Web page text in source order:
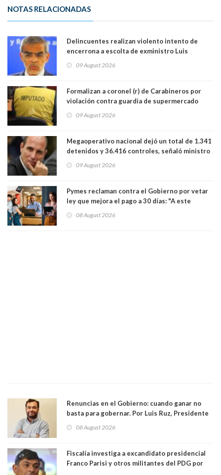
NOTAS RELACIONADAS
Delincuentes realizan violento intento de
encerrona a escolta de exministro Luis
Lo Espejo
09 August 2026
Formalizan a coronel (r) de Carabineros por
violación contra guardia de supermercado
09 August 2026
Megaoperativo nacional dejó un total de 1.341
detenidos y 36.416 controles, señaló ministro
09 August 2026
Pymes reclaman contra el Gobierno por vetar
ley que mejora el pago a 30 días: "A este
medianas empresas"
08 August 2026
Renuncias en el Gobierno: cuando ganar no
basta para gobernar. Por Luis Ruz, Presidente
08 August 2026
Fiscalía investiga a excandidato presidencial
Franco Parisi y otros militantes del PDG por